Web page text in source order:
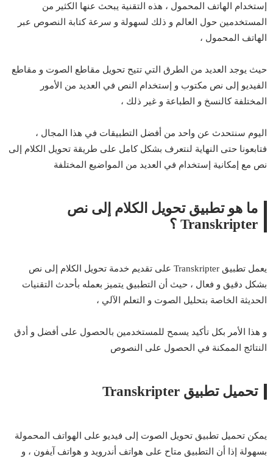
إستخدام الهاتف المحمول ، هذه التقنية يبحث عنها الكثير من
المستخدمين حول العالم و ذلك لسهولة و سرعة كتابة النصوص عبر
الهاتف المحمول ،
حيث يوجد العديد من الطرق التي تتيح تحويل مقاطع الصوت و مقاطع
الفيديو إلى نص مكتوب و إستخدام النص في العديد من الأمور
المختلفة كالنسخ و الطباعة و غير ذلك ،
اليوم سنتحدث عن واحد من أفضل التطبيقات في هذا المجال ،
فتابعونا حتى النهاية لنتعرف بشكل كامل على طريقة تحويل الكلام إلى
نص مع إمكانية إستخدام في العديد من المواضيع المختلفة
ما هو تطبيق تحويل الكلام إلى نص
Transkripter ؟
يعمل تطبيق Transkripter على تقديم خدمة تحويل الكلام إلى نص
بشكل دقيق و فعال ، حيث أن التطبيق يتميز بعمله بأحدث التقنيات
الحديثة الخاصة بتحليل الصوت و التعلم الآلي ،
و هذا الأمر بكل تأكيد يسمح للمستخدمين بالحصول على أفضل و أدق
النتائج الممكنة في الحصول على النصوص
تحميل تطبيق Transkripter
يمكن تحميل تطبيق تحويل الصوت إلى فيديو على الهواتف المحمولة
بسهولة إذا أن التطبيق متاح على هواتف أندرويد و هواتف آيفون ، و